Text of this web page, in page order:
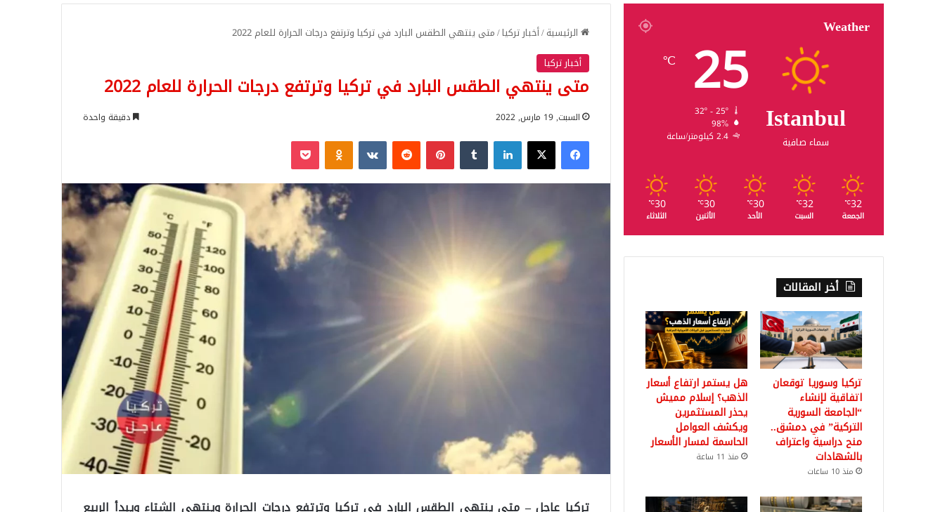
الرئيسية/أخبار تركيا/متى ينتهي الطقس البارد في تركيا وترتفع درجات الحرارة للعام 2022
أخبار تركيا
متى ينتهي الطقس البارد في تركيا وترتفع درجات الحرارة للعام 2022
السبت, 19 مارس, 2022 دقيقة واحدة
فيسبوك‫X لينكدإن بينتيريست Odnoklassniki
‫Pocket
تركيا عاجل – متى ينتهي الطقس البارد في تركيا وترتفع درجات الحرارة وينتهي الشتاء ويبدأ الربيع
Weather
Istanbul
سماء صافية
25
℃
32º - 25º
98%
2.4 كيلومتر/ساعة
32
℃
الجمعة
32
℃
السبت
30
℃
الأحد
30
℃
الأثنين
30
℃
الثلاثاء
أخر المقالات
تركيا وسوريا توقعان
اتفاقية لإنشاء
“الجامعة السورية
التركية” في دمشق..
منح دراسية واعتراف
بالشهادات
منذ 10 ساعات
هل يستمر ارتفاع أسعار
الذهب؟ إسلام مميش
يحذر المستثمرين
ويكشف العوامل
الحاسمة لمسار الأسعار
منذ 11 ساعة